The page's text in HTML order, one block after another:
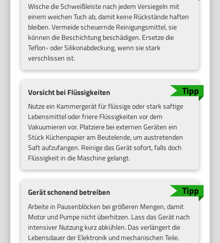
Wische die Schweißleiste nach jedem Versiegeln mit
einem weichen Tuch ab, damit keine Rückstände haften
bleiben. Vermeide scheuernde Reinigungsmittel, sie
können die Beschichtung beschädigen. Ersetze die
Teflon- oder Silikonabdeckung, wenn sie stark
verschlissen ist.
Vorsicht bei Flüssigkeiten
Nutze ein Kammergerät für flüssige oder stark saftige
Lebensmittel oder friere Flüssigkeiten vor dem
Vakuumieren vor. Platziere bei externen Geräten ein
Stück Küchenpapier am Beutelende, um austretenden
Saft aufzufangen. Reinige das Gerät sofort, falls doch
Flüssigkeit in die Maschine gelangt.
Gerät schonend betreiben
Arbeite in Pausenblöcken bei größeren Mengen, damit
Motor und Pumpe nicht überhitzen. Lass das Gerät nach
intensiver Nutzung kurz abkühlen. Das verlängert die
Lebensdauer der Elektronik und mechanischen Teile.